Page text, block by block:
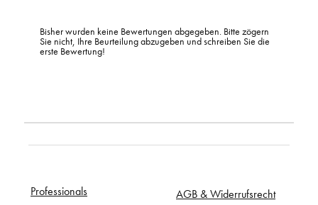
Bisher wurden keine Bewertungen abgegeben. Bitte zögern
Sie nicht, Ihre Beurteilung abzugeben und schreiben Sie die
erste Bewertung!
Professionals
AGB & Widerrufsrecht